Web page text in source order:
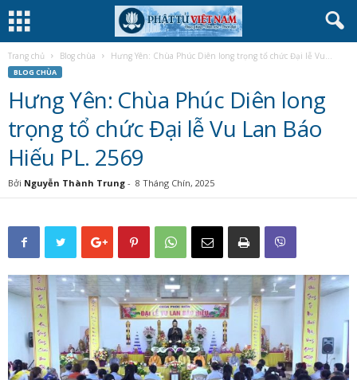
Trang chủ Blog chùa Hưng Yên: Chùa Phúc Diên long trọng tổ chức Đại lễ Vu...
BLOG CHÙA
Hưng Yên: Chùa Phúc Diên long
trọng tổ chức Đại lễ Vu Lan Báo
Hiếu PL. 2569
Bởi Nguyễn Thành Trung - 8 Tháng Chín, 2025